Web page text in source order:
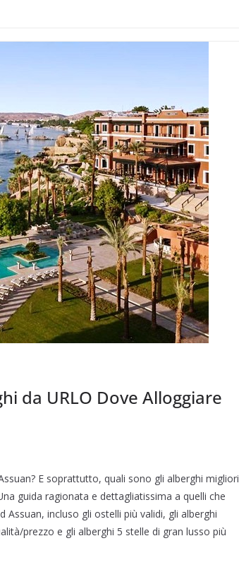
da URLO Dove Alloggiare
E soprattutto, quali sono gli alberghi migliori
guida ragionata e dettagliatissima a quelli che
incluso gli ostelli più validi, gli alberghi
prezzo e gli alberghi 5 stelle di gran lusso più